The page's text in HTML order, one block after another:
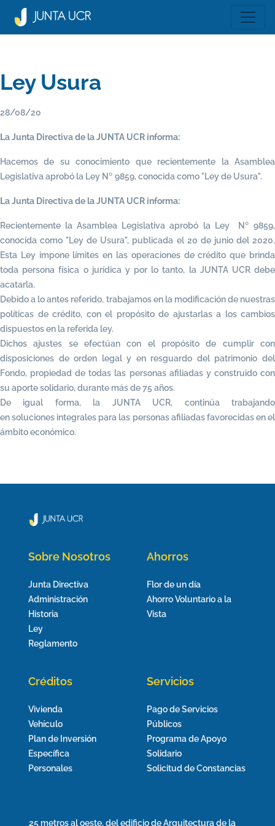
Ley Usura
28/08/20
La Junta Directiva de la JUNTA UCR informa:
Hacemos de su conocimiento que recientemente la Asamblea
Legislativa aprobó la Ley N° 9859, conocida como "Ley de Usura".
La Junta Directiva de la JUNTA UCR informa:
Recientemente la Asamblea Legislativa aprobó la Ley N°9859,
conocida como "Ley de Usura", publicada el 20 de junio del 2020,
Esta Ley impone límites en las operaciones de crédito que brinda
toda persona física o jurídica y por lo tanto, la JUNTA UCR debe
acatarla.
Debido a lo antes referido, trabajamos en la modificación de nuestras
políticas de crédito, con el propósito de ajustarlas a los cambios
dispuestos en la referida ley.
Dichos ajustes se efectúan con el propósito de cumplir con
disposiciones de orden legal y en resguardo del patrimonio del
Fondo, propiedad de todas las personas afiliadas y construido con
su aporte solidario, durante más de 75 años.
De igual forma, la JUNTA UCR, continúa trabajando
en soluciones integrales para las personas afiliadas favorecidas en el
ámbito económico.
Sobre Nosotros
Junta Directiva
Administración
Historia
Ley
Reglamento
Ahorros
Flor de un día
Ahorro Voluntario a la
Vista
Créditos
Vivienda
Vehículo
Plan de Inversión
Específica
Personales
Servicios
Pago de Servicios
Públicos
Programa de Apoyo
Solidario
Solicitud de Constancias
25 metros al oeste, del edificio de Arquitectura de la